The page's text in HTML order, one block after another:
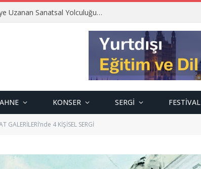
Uzanan Sanatsal Yolculuğu…
KONSER SERGI FESTIVAL
GALERİLERİ’nde 4 KİŞİSEL SERGİ